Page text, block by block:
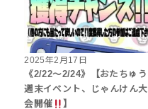
2025年2月17日
《2/22～2/24》【おたちゅう
週末イベント、じゃんけん大
会開催
】